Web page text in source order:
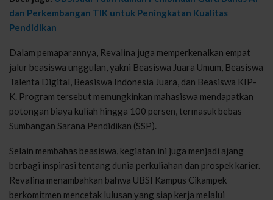
dan Perkembangan TIK untuk Peningkatan Kualitas
Pendidikan
Dalam pemaparannya, Revalina juga memperkenalkan empat
jalur beasiswa unggulan, yakni Beasiswa Juara Umum, Beasiswa
Talenta Digital, Beasiswa Indonesia Juara, dan Beasiswa KIP-
K. Program tersebut memungkinkan mahasiswa mendapatkan
potongan biaya kuliah hingga 100 persen, termasuk bebas
Sumbangan Sarana Pendidikan (SSP).
Selain membahas beasiswa, kegiatan ini juga menjadi ajang
berbagi inspirasi tentang dunia perkuliahan dan prospek karier.
Revalina menambahkan bahwa UBSI Kampus Cikampek
berkomitmen mencetak lulusan yang siap kerja melalui